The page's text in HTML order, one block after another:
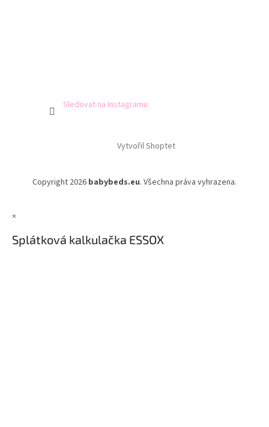
Sledovat na Instagramu
Vytvořil Shoptet
Copyright 2026 babybeds.eu. Všechna práva vyhrazena.
×
Splátková kalkulačka ESSOX